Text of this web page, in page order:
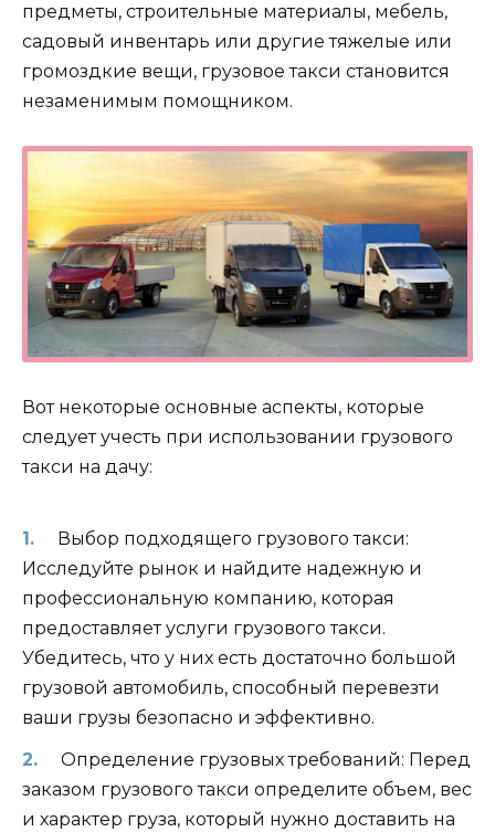
предметы, строительные материалы, мебель,
садовый инвентарь или другие тяжелые или
громоздкие вещи, грузовое такси становится
незаменимым помощником.
Вот некоторые основные аспекты, которые
следует учесть при использовании грузового
такси на дачу:
Выбор подходящего грузового такси:
Исследуйте рынок и найдите надежную и
профессиональную компанию, которая
предоставляет услуги грузового такси.
Убедитесь, что у них есть достаточно большой
грузовой автомобиль, способный перевезти
ваши грузы безопасно и эффективно.
Определение грузовых требований: Перед
заказом грузового такси определите объем, вес
и характер груза, который нужно доставить на